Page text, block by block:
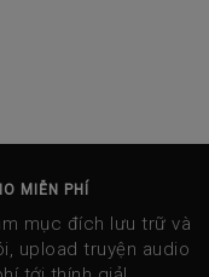
MIỄN PHÍ
mục đích lưu trữ và
upload truyện audio